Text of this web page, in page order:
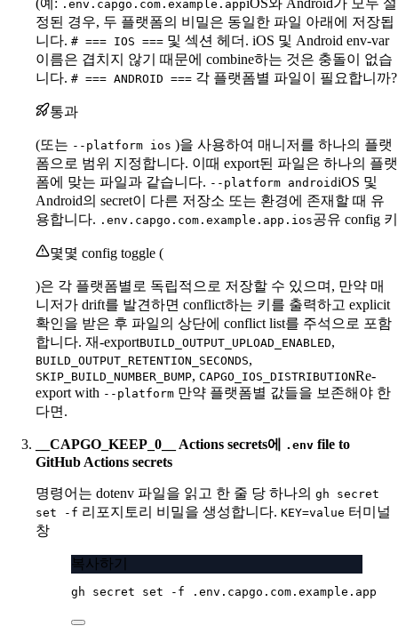
.env.capgo.com.example.app
정된 경우, 두 플랫폼의 비밀은 동일한 파일 아래에 저장됩
니다. # === IOS === 및 섹션 헤더. iOS 및 Android env-var
이름은 겹치지 않기 때문에 combine하는 것은 충돌이 없습
니다. # === ANDROID === 각 플랫폼별 파일이 필요합니까?
통과
(또는 --platform ios )을 사용하여 매니저를 하나의 플랫
폼으로 범위 지정합니다. 이때 export된 파일은 하나의 플랫
폼에 맞는 파일과 같습니다. --platform androidiOS 및
Android의 secret이 다른 저장소 또는 환경에 존재할 때 유
용합니다. .env.capgo.com.example.app.ios공유 config 키
몇몇 config toggle (
)은 각 플랫폼별로 독립적으로 저장할 수 있으며, 만약 매
니저가 drift를 발견하면 conflict하는 키를 출력하고 explicit
확인을 받은 후 파일의 상단에 conflict list를 주석으로 포함
합니다. 재-exportBUILD_OUTPUT_UPLOAD_ENABLED,
BUILD_OUTPUT_RETENTION_SECONDS,
SKIP_BUILD_NUMBER_BUMP, CAPGO_IOS_DISTRIBUTIONRe-
export with --platform 만약 플랫폼별 값들을 보존해야 한
다면.
__CAPGO_KEEP_0__ Actions secrets에 .env file to
GitHub Actions secrets
명령어는 dotenv 파일을 읽고 한 줄 당 하나의 gh secret
set -f 리포지토리 비밀을 생성합니다. KEY=value 터미널
창
복사하기
gh secret set -f .env.capgo.com.example.app